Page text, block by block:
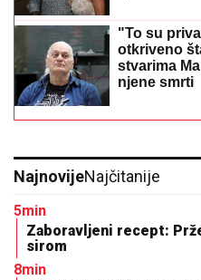
"To su
otkriveno
stvarima
njene smrti
NajnovijeNajčitanije
5min
Zaboravljeni recept:
sirom
8min